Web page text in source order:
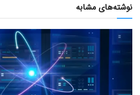
نوشته‌های مشابه